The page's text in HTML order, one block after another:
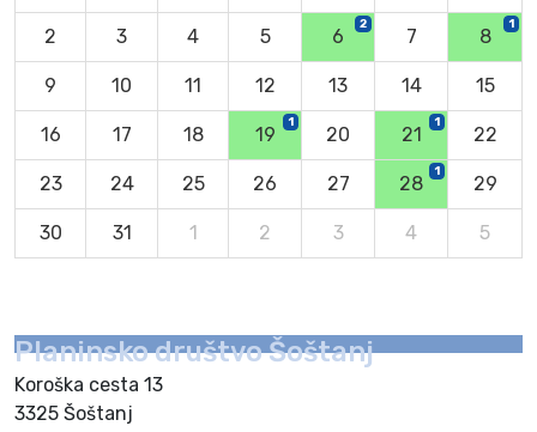
2 3 4 5 6
2
7 8
1
9 10 11 12 13 14 15
16 17 18 19
1
20 21
1
22
23 24 25 26 27 28
1
29
30 31 1 2 3 4 5
Planinsko društvo Šoštanj
Koroška cesta 13
3325 Šoštanj